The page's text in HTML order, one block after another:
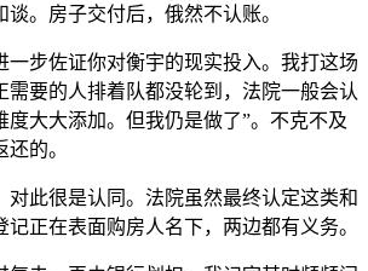
。房子交付后，俄然不认账。
步佐证你对衡宇的现实投入。我打这场
需要的人排着队都没轮到，法院一般会认
度大大添加。但我仍是做了”。不克不及
的。
此很是认同。法院虽然最终认定这类和
正在表面购房人名下，两边都有义务。